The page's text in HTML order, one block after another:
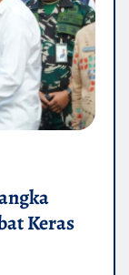
Keras